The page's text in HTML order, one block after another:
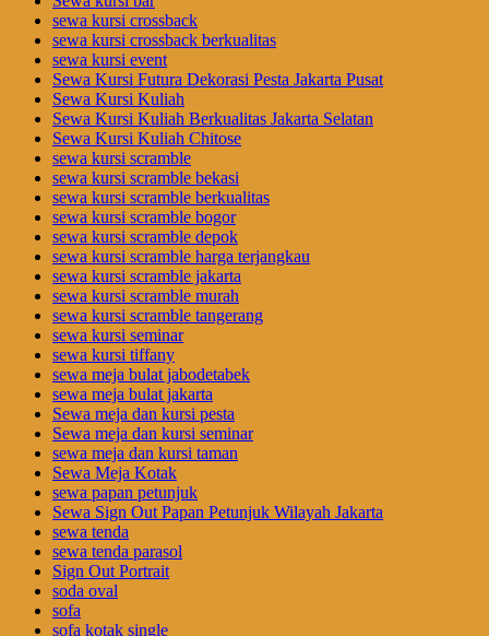
sewa kursi crossback
sewa kursi crossback berkualitas
sewa kursi event
Sewa Kursi Futura Dekorasi Pesta Jakarta Pusat
Sewa Kursi Kuliah
Sewa Kursi Kuliah Berkualitas Jakarta Selatan
Sewa Kursi Kuliah Chitose
sewa kursi scramble
sewa kursi scramble bekasi
sewa kursi scramble berkualitas
sewa kursi scramble bogor
sewa kursi scramble depok
sewa kursi scramble harga terjangkau
sewa kursi scramble jakarta
sewa kursi scramble murah
sewa kursi scramble tangerang
sewa kursi seminar
sewa kursi tiffany
sewa meja bulat jabodetabek
sewa meja bulat jakarta
Sewa meja dan kursi pesta
Sewa meja dan kursi seminar
sewa meja dan kursi taman
Sewa Meja Kotak
sewa papan petunjuk
Sewa Sign Out Papan Petunjuk Wilayah Jakarta
sewa tenda
sewa tenda parasol
Sign Out Portrait
soda oval
sofa
sofa kotak single